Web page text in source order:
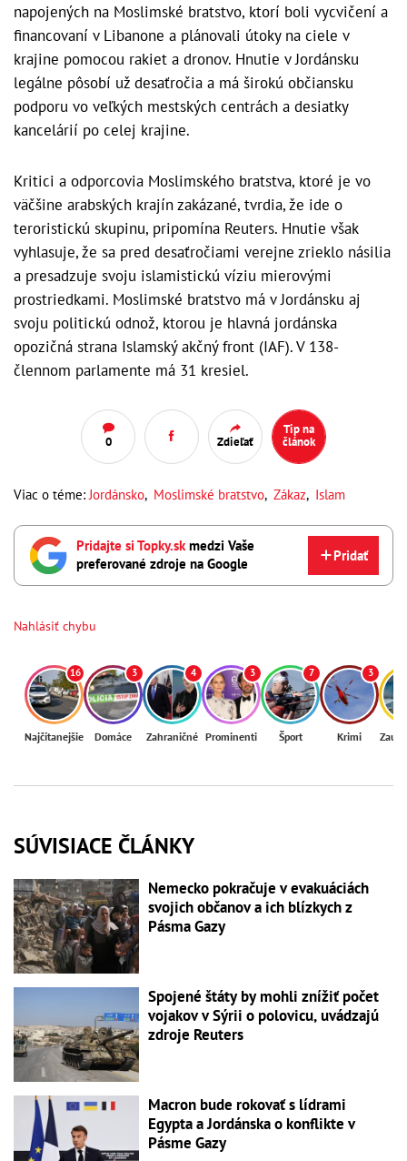
napojených na Moslimské bratstvo, ktorí boli vycvičení a
financovaní v Libanone a plánovali útoky na ciele v
krajine pomocou rakiet a dronov. Hnutie v Jordánsku
legálne pôsobí už desaťročia a má širokú občiansku
podporu vo veľkých mestských centrách a desiatky
kancelárií po celej krajine.
Kritici a odporcovia Moslimského bratstva, ktoré je vo
väčšine arabských krajín zakázané, tvrdia, že ide o
teroristickú skupinu, pripomína Reuters. Hnutie však
vyhlasuje, že sa pred desaťročiami verejne zrieklo násilia
a presadzuje svoju islamistickú víziu mierovými
prostriedkami. Moslimské bratstvo má v Jordánsku aj
svoju politickú odnož, ktorou je hlavná jordánska
opozičná strana Islamský akčný front (IAF). V 138-
člennom parlamente má 31 kresiel.
0 Zdieľať
Tip na
článok
Viac o téme: Jordánsko, Moslimské bratstvo, Zákaz, Islam
Pridajte si Topky.skmedzi Vaše
preferované zdroje na Google
Pridať
Nahlásiť chybu
16
Najčítanejšie
3
Domáce
4
Zahraničné
3
Prominenti
7
Šport
3
Krimi
SÚVISIACE ČLÁNKY
Nemecko pokračuje v evakuáciách
svojich občanov a ich blízkych z
Pásma Gazy
Spojené štáty by mohli znížiť počet
vojakov v Sýrii o polovicu, uvádzajú
zdroje Reuters
Macron bude rokovať s lídrami
Egypta a Jordánska o konflikte v
Pásme Gazy